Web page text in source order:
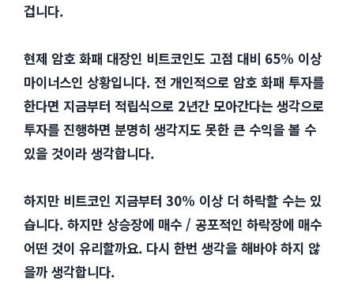
겁니다.
현제 암호 화패 대장인 비트코인도 고점 대비 65% 이상
마이너스인 상황입니다. 전 개인적으로 암호 화패 투자를
한다면 지금부터 적립식으로 2년간 모아간다는 생각으로
투자를 진행하면 분명히 생각지도 못한 큰 수익을 볼 수
있을 것이라 생각합니다.
하지만 비트코인 지금부터 30% 이상 더 하락할 수는 있
습니다. 하지만 상승장에 매수 / 공포적인 하락장에 매수
어떤 것이 유리할까요. 다시 한번 생각을 해바야 하지 않
을까 생각합니다.